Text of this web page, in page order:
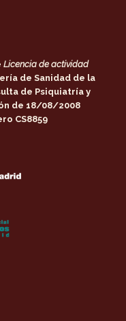
Licencia de actividad
de Sanidad de la
de Psiquiatría y
de 18/08/2008
CS8859